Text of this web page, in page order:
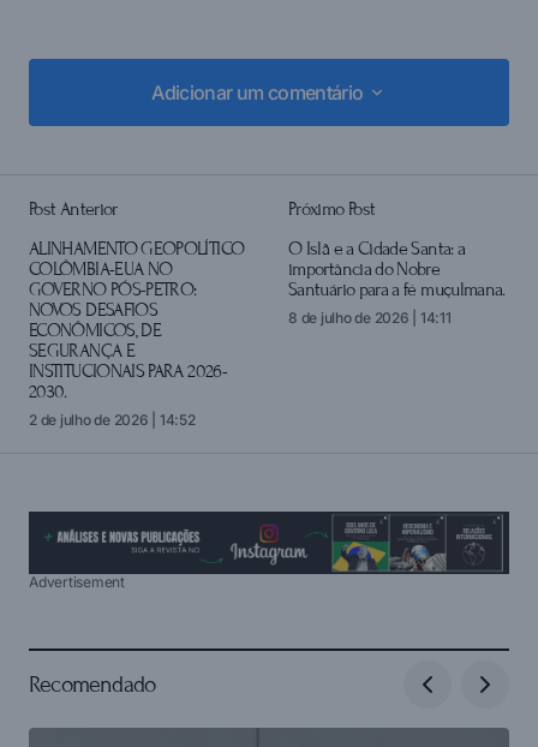
Adicionar um comentário
Adicionar um comentário
Post Anterior
ALINHAMENTO GEOPOLÍTICO
COLÔMBIA-EUA NO
GOVERNO PÓS-PETRO:
NOVOS DESAFIOS
ECONÔMICOS, DE
SEGURANÇA E
INSTITUCIONAIS PARA 2026-
2030.
2 de julho de 2026 | 14:52
Próximo Post
O Islã e a Cidade Santa: a
importância do Nobre
Santuário para a fé muçulmana.
8 de julho de 2026 | 14:11
Advertisement
Recomendado